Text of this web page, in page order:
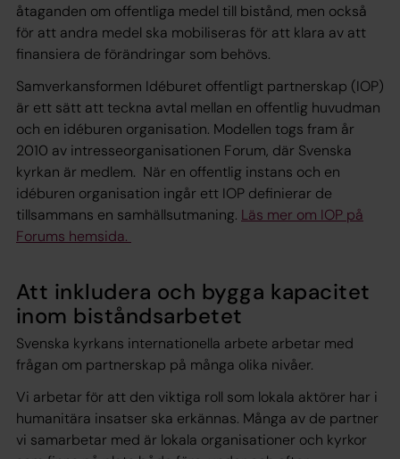
åtaganden om offentliga medel till bistånd, men också
för att andra medel ska mobiliseras för att klara av att
finansiera de förändringar som behövs.
Samverkansformen Idéburet offentligt partnerskap (IOP)
är ett sätt att teckna avtal mellan en offentlig huvudman
och en idéburen organisation. Modellen togs fram år
2010 av intresseorganisationen Forum, där Svenska
kyrkan är medlem. När en offentlig instans och en
idéburen organisation ingår ett IOP definierar de
tillsammans en samhällsutmaning. Läs mer om IOP på
Forums hemsida.
Att inkludera och bygga kapacitet
inom biståndsarbetet
Svenska kyrkans internationella arbete arbetar med
frågan om partnerskap på många olika nivåer.
Vi arbetar för att den viktiga roll som lokala aktörer har i
humanitära insatser ska erkännas. Många av de partner
vi samarbetar med är lokala organisationer och kyrkor